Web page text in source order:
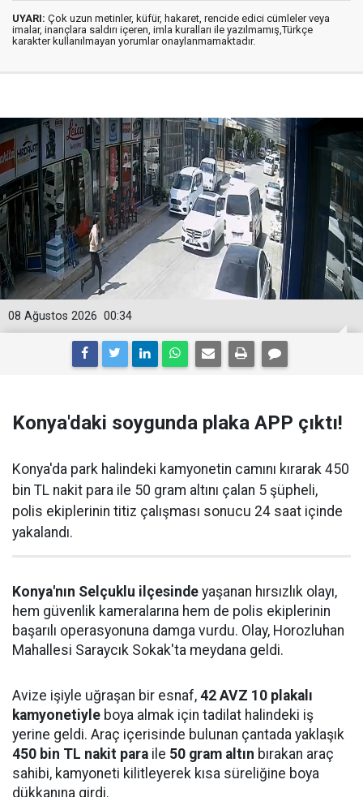
UYARI: Çok uzun metinler, küfür, hakaret, rencide edici cümleler veya
imalar, inançlara saldırı içeren, imla kuralları ile yazılmamış,Türkçe
karakter kullanılmayan yorumlar onaylanmamaktadır.
00:34
08 Ağustos 2026
Konya'daki soygunda plaka APP çıktı!
Konya'da park halindeki kamyonetin camını kırarak 450
bin TL nakit para ile 50 gram altını çalan 5 şüpheli,
polis ekiplerinin titiz çalışması sonucu 24 saat içinde
yakalandı.
Konya'nın Selçuklu ilçesinde yaşanan hırsızlık olayı,
hem güvenlik kameralarına hem de polis ekiplerinin
başarılı operasyonuna damga vurdu. Olay, Horozluhan
Mahallesi Saraycık Sokak'ta meydana geldi.
Avize işiyle uğraşan bir esnaf, 42 AVZ 10 plakalı
kamyonetiyle boya almak için tadilat halindeki iş
yerine geldi. Araç içerisinde bulunan çantada yaklaşık
450 bin TL nakit para ile 50 gram altın bırakan araç
sahibi, kamyoneti kilitleyerek kısa süreliğine boya
dükkanına girdi.